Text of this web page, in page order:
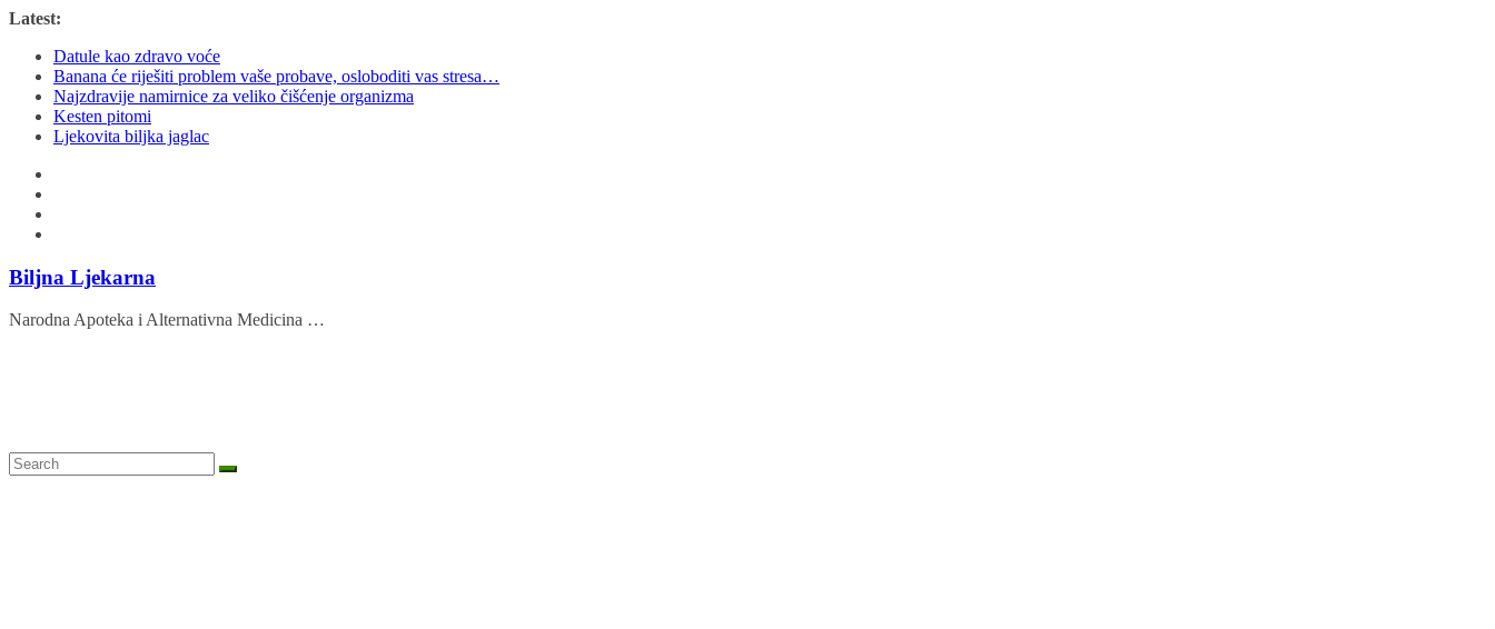
Skip
content
Latest:
Datule kao zdravo voće
Banana će riješiti problem vaše probave, osloboditi vas stresa…
Najzdravije namirnice za veliko čišćenje organizma
Kesten pitomi
Ljekovita biljka jaglac
Biljna Ljekarna
Narodna Apoteka i Alternativna Medicina …